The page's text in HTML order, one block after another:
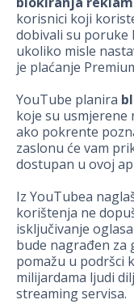
korisnici koji
dobivali su poruke
ukoliko misle
je plaćanje
YouTube planira
koje su usmjerene
ako pokrente
zaslonu će vam
dostupan u ovoj
Iz YouTubea
korištenja ne
isključivanje
bude nagrađen za
pomažu u podršci
milijardama ljudi
streaming servisa.